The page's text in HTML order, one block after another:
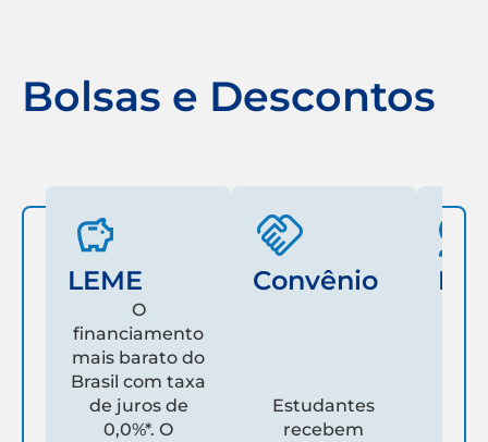
Bolsas e Descontos
LEME
O
financiamento
mais barato do
Brasil com taxa
de juros de
0,0%*. O
Convênio
Estudantes
recebem